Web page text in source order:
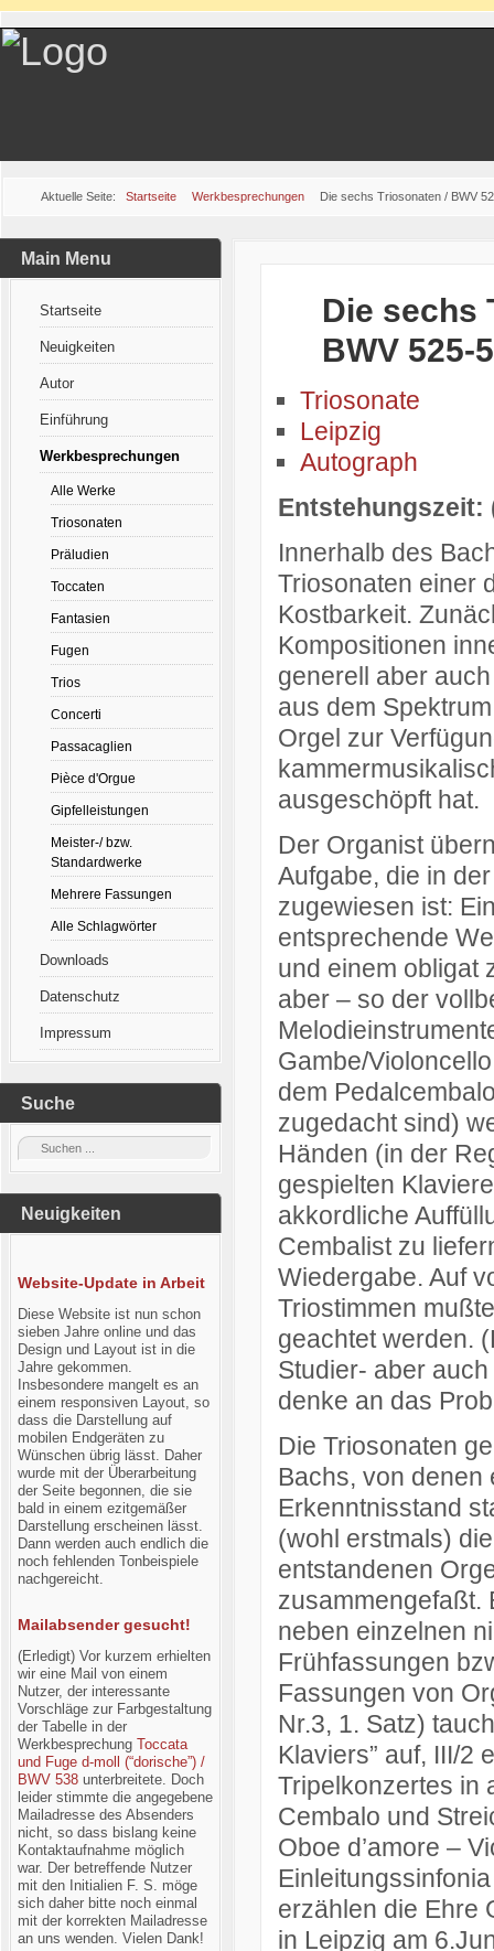
Aktuelle Seite: Startseite Werkbesprechungen Die sechs Triosonaten / BWV
Main Menu
Startseite
Neuigkeiten
Autor
Einführung
Werkbesprechungen
Alle Werke
Triosonaten
Präludien
Toccaten
Fantasien
Fugen
Trios
Concerti
Passacaglien
Pièce d'Orgue
Gipfelleistungen
Meister-/ bzw.
Standardwerke
Mehrere Fassungen
Alle Schlagwörter
Downloads
Datenschutz
Impressum
Suche
Neuigkeiten
Website-Update in Arbeit
Diese Website ist nun schon
sieben Jahre online und das
Design und Layout ist in die
Jahre gekommen.
Insbesondere mangelt es an
einem responsiven Layout, so
dass die Darstellung auf
mobilen Endgeräten zu
Wünschen übrig lässt. Daher
wurde mit der Überarbeitung
der Seite begonnen, die sie
bald in einem ezitgemäßer
Darstellung erscheinen lässt.
Dann werden auch endlich die
noch fehlenden Tonbeispiele
nachgereicht.
Mailabsender gesucht!
(Erledigt) Vor kurzem erhielten
wir eine Mail von einem
Nutzer, der interessante
Vorschläge zur Farbgestaltung
der Tabelle in der
Werkbesprechung Toccata
und Fuge d-moll (“dorische”) /
BWV 538unterbreitete. Doch
leider stimmte die angegebene
Mailadresse des Absenders
nicht, so dass bislang keine
Kontaktaufnahme möglich
war. Der betreffende Nutzer
mit den Initialien F. S. möge
sich daher bitte noch einmal
mit der korrekten Mailadresse
an uns wenden. Vielen Dank!
Die sechs
BWV 525-
Triosonate
Leipzig
Autograph
Entstehungszeit:
Innerhalb des
Triosonaten einer
Kostbarkeit.
Kompositionen
generell aber
aus dem
Orgel zur
ausgeschöpft hat.
Der Organist
Aufgabe, die in
zugewiesen ist:
entsprechende
und einem obligat
aber – so der
Gambe/
dem
zugedacht sind)
Händen (in der
gespielten
akkordliche
Cembalist zu
Wiedergabe. Auf
Triostimmen
geachtet werden.
Studier- aber
denke an das
Die Triosonaten
Bachs, von denen
Erkenntnisstand
(wohl erstmals)
entstandenen
zusammengefaßt.
neben einzelnen
Frühfassungen
Fassungen von
Nr.3, 1. Satz)
Klaviers” auf, III/2
Tripelkonzertes in
Cembalo und
Oboe d’amore –
erzählen die Ehre
in Leipzig am